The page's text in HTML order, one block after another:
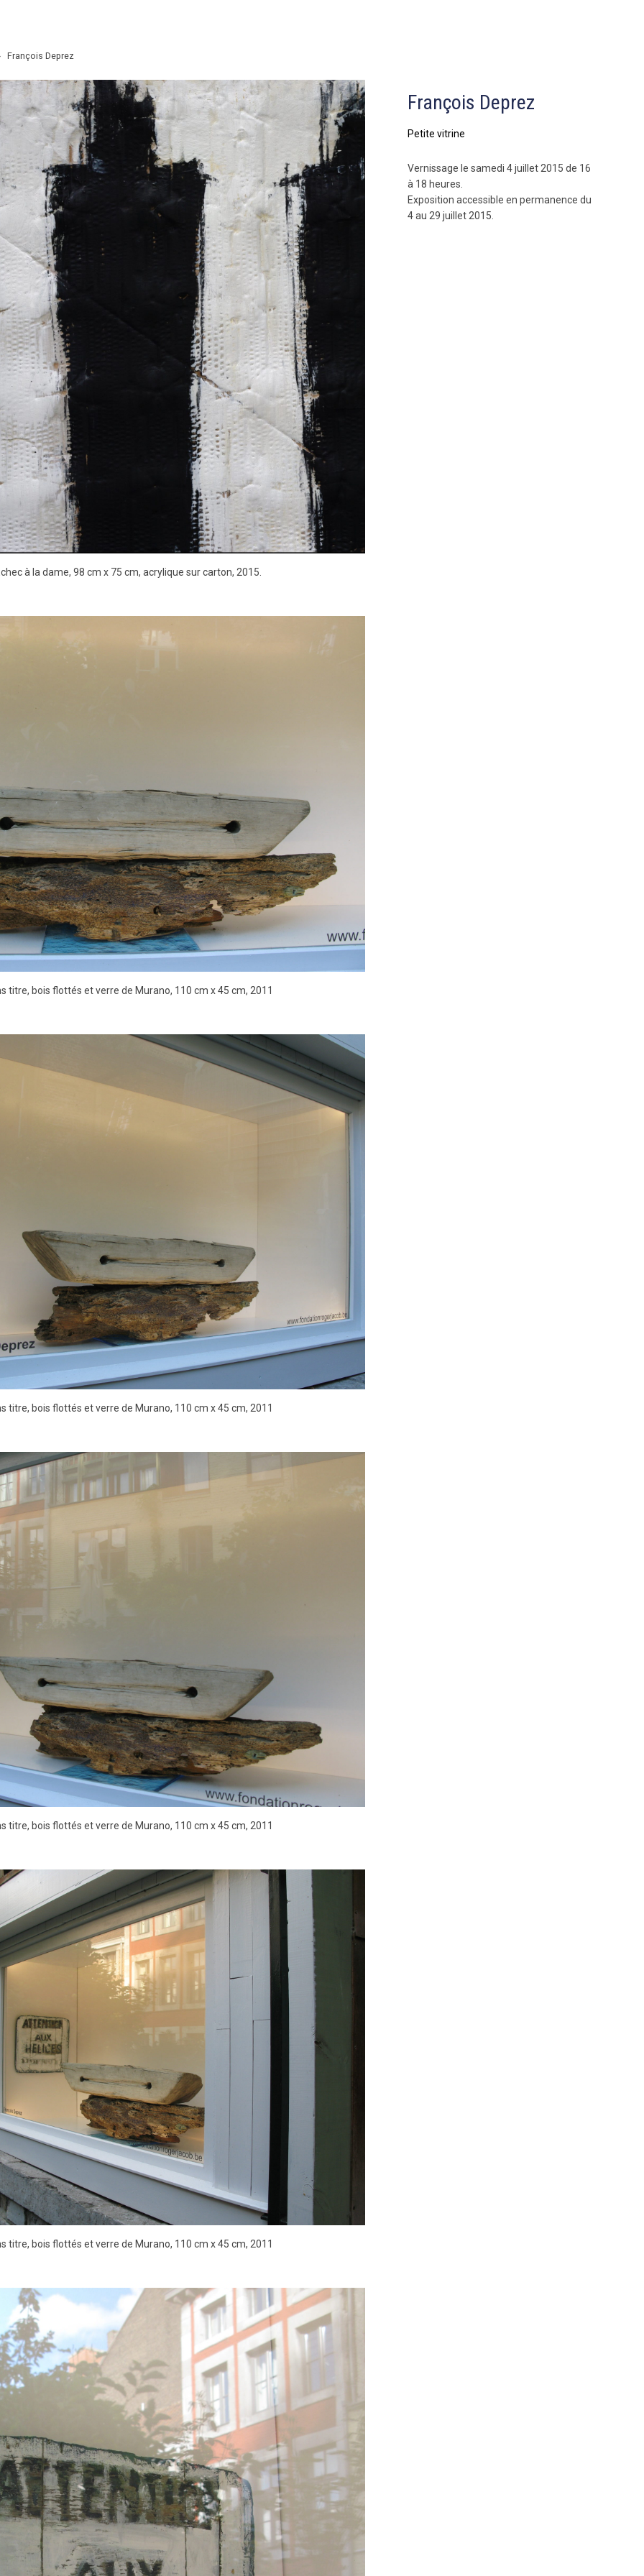
François Deprez
à la dame, 98 cm x 75 cm, acrylique sur carton, 2015.
titre, bois flottés et verre de Murano, 110 cm x 45 cm, 2011
titre, bois flottés et verre de Murano, 110 cm x 45 cm, 2011
titre, bois flottés et verre de Murano, 110 cm x 45 cm, 2011
titre, bois flottés et verre de Murano, 110 cm x 45 cm, 2011
François Deprez
Petite vitrine
Vernissage le samedi 4 juillet 2015 de 16
à 18 heures.
Exposition accessible en permanence du
4 au 29 juillet 2015.